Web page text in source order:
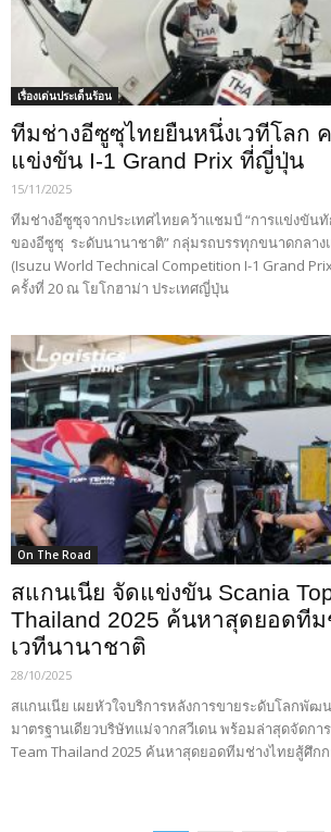
เรื่องเด่นประเด็นร้อน
ทีมช่างอีซูซุไทยยืนหนึ่งเวทีโลก
แข่งขัน I-1 Grand Prix ที่ญี่ปุ่น
15/11/2025
ทีมช่างอีซูซุจากประเทศไทยคว้าแชมป์ “การแข่งขัน
ของอีซูซุ ระดับนานาชาติ” กลุ่มรถบรรทุกขนาดกลาง
(Isuzu World Technical Competition I-1 Grand
ครั้งที่ 20 ณ โยโกฮาม่า ประเทศญี่ปุ่น
On The Road
สแกนเนีย จัดแข่งขัน Scania
Thailand 2025 ค้นหาสุดยอดทีม
เวทีนานาชาติ
28/10/2025
สแกนเนีย เผยหัวใจบริการหลังการขายระดับโลกพั
มาตรฐานเดียวบริษัทแม่จากสวีเดน พร้อมล่าสุดจัดกา
Team Thailand 2025 ค้นหาสุดยอดทีมช่างไทยสู้ศึก